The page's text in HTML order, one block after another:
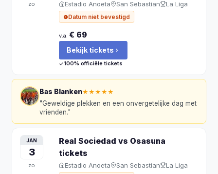
zo Estadio Anoeta San Sebastian La Liga
Datum niet bevestigd
v.a. € 69
Bekijk tickets
100% officiële tickets
Bas Blanken★★★★★
"Geweldige plekken en een onvergetelijke dag met
vrienden."
JAN
3
zo
Real Sociedad vs Osasuna
tickets
Estadio Anoeta San Sebastian La Liga